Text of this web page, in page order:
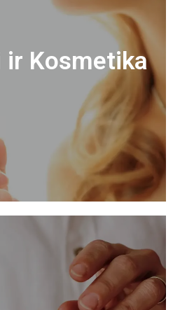
ir Kosmetika